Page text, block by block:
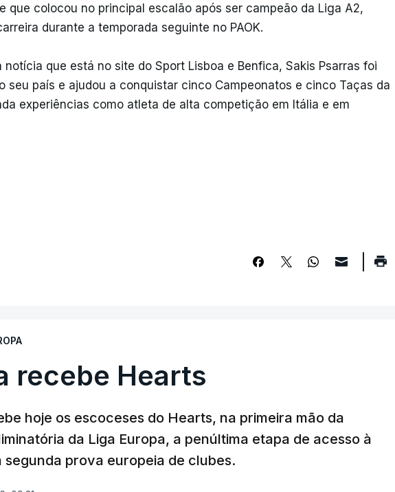
que colocou no principal escalão após ser campeão da Liga A2,
durante a temporada seguinte no PAOK.
notícia que está no site do Sport Lisboa e Benfica, Sakis Psarras foi
seu país e ajudou a conquistar cinco Campeonatos e cinco Taças da
experiências como atleta de alta competição em Itália e em
recebe Hearts
hoje os escoceses do Hearts, na primeira mão da
da Liga Europa, a penúltima etapa de acesso à
segunda prova europeia de clubes.